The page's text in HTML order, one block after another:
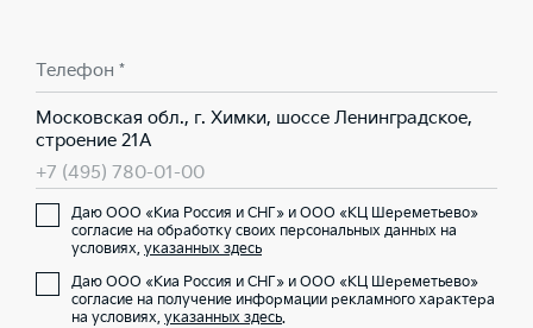
Телефон *
Московская обл., г. Химки, шоссе Ленинградское,
строение 21А
+7 (495) 780-01-00
Даю ООО «Киа Россия и СНГ» и ООО «КЦ Шереметьево»
согласие на обработку своих персональных данных на
условиях, указанных здесь
Даю ООО «Киа Россия и СНГ» и ООО «КЦ Шереметьево»
согласие на получение информации рекламного характера
на условиях, указанных здесь.